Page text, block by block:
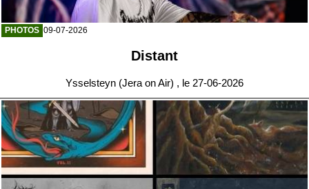
PHOTOS 09-07-2026
Distant
Ysselsteyn (Jera on Air) , le 27-06-2026